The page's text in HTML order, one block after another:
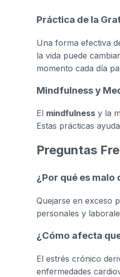
Práctica de la
Una forma efectiva
la vida puede
momento cada día
Mindfulness y
El mindfulness y la
Estas prácticas
Preguntas
¿Por qué es malo
Quejarse en exceso
personales y
¿Cómo afecta
El estrés crónico
enfermedades